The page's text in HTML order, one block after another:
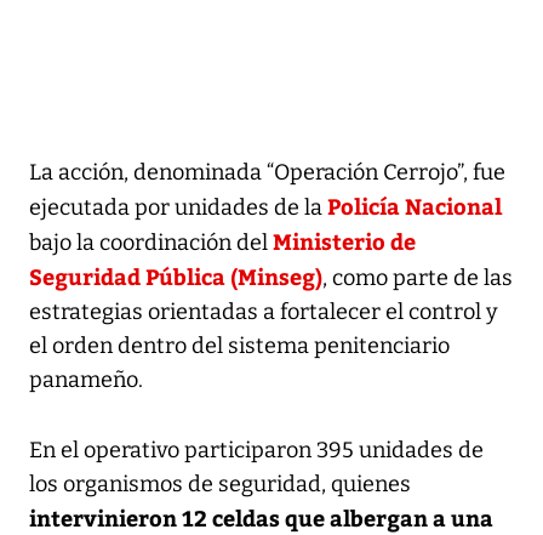
La acción, denominada “Operación Cerrojo”, fue
ejecutada por unidades de laPolicía Nacional
bajo la coordinación delMinisterio de
Seguridad Pública (Minseg), como parte de las
estrategias orientadas a fortalecer el control y
el orden dentro del sistema penitenciario
panameño.
En el operativo participaron 395 unidades de
los organismos de seguridad, quienes
intervinieron 12 celdas que albergan a una